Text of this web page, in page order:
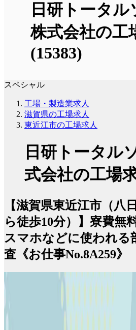
日研トータ
株式会社の工
(15383)
スペシャル
工場・製造業求人
滋賀県の工場求人
東近江市の工場求人
日研トータル
式会社の工場
【滋賀県東近江市（八
ら徒歩10分）】寮費無
スマホなどに使われる
査《お仕事No.8A259》